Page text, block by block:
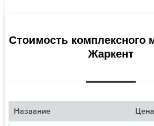
Стоимость комплексного
Жаркент
Название Цена